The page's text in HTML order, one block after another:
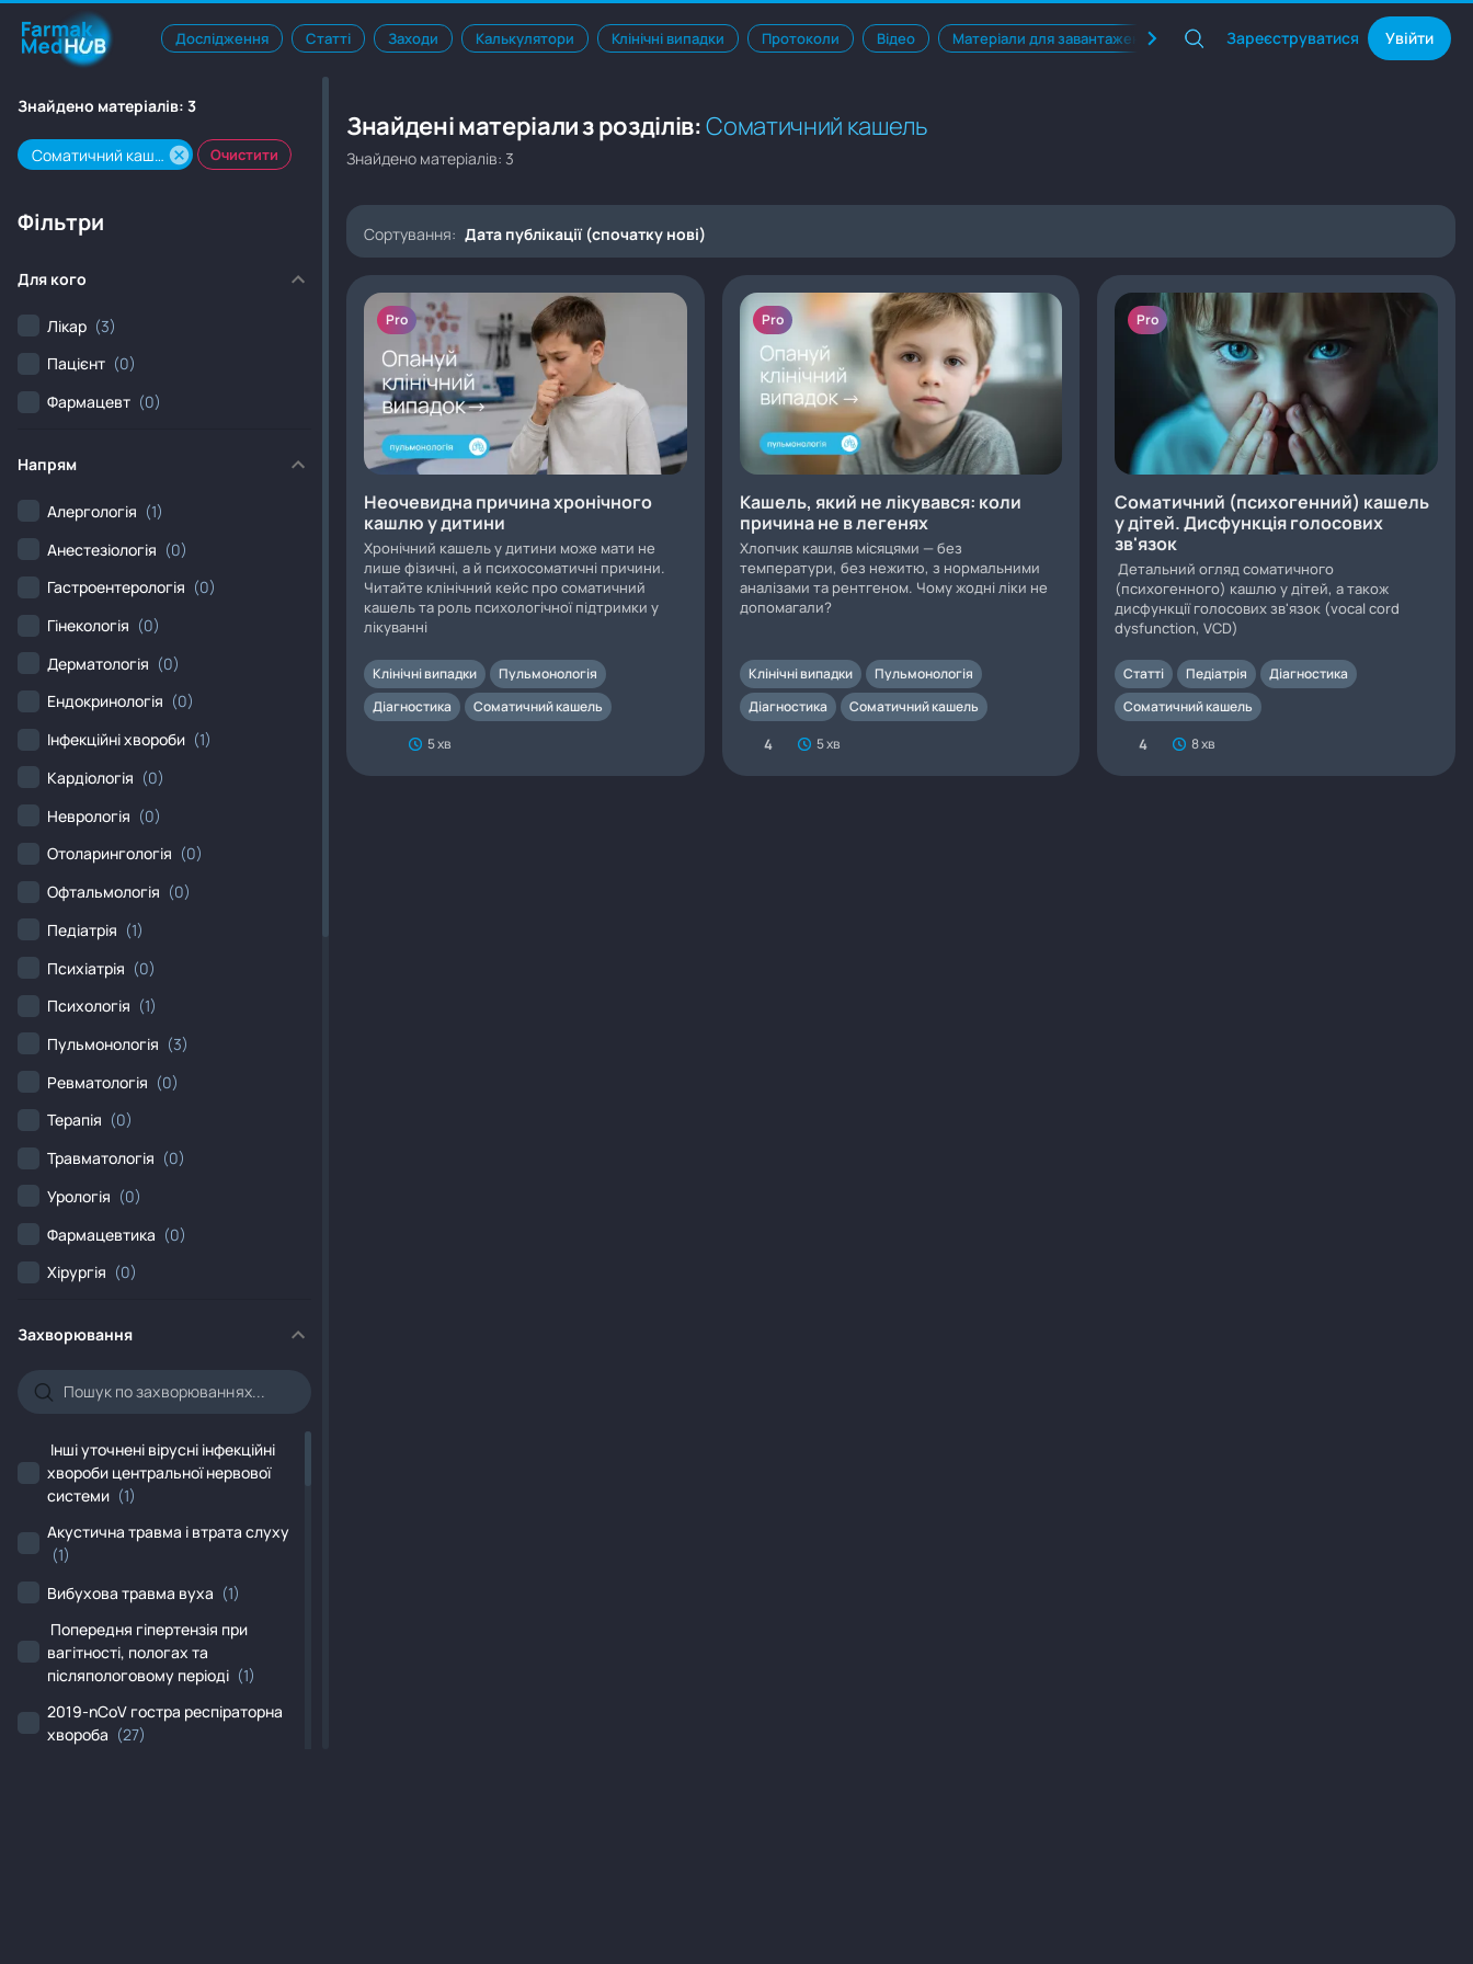
Дослідження Статті Заходи Калькулятори Клінічні випадки Протоколи Відео Матеріали для завантаження Квізи Продукти Фармак
Зареєструватися Увійти
Знайдено матеріалів: 3
Соматичний кашель Очистити
Фільтри
Для кого
Лікар (3)
Пацієнт (0)
Фармацевт (0)
Напрям
Алергологія (1)
Анестезіологія (0)
Гастроентерологія (0)
Гінекологія (0)
Дерматологія (0)
Ендокринологія (0)
Інфекційні хвороби (1)
Кардіологія (0)
Неврологія (0)
Отоларингологія (0)
Офтальмологія (0)
Педіатрія (1)
Психіатрія (0)
Психологія (1)
Пульмонологія (3)
Ревматологія (0)
Терапія (0)
Травматологія (0)
Урологія (0)
Фармацевтика (0)
Хірургія (0)
Захворювання
Iнші уточнені вірусні інфекційні
хвороби центральної нервової
системи (1)
Акустична травма і втрата слуху
(1)
Вибухова травма вуха (1)
Попередня гіпертензія при
вагітності, пологах та
післяпологовому періоді (1)
2019-nCoV гостра респіраторна
хвороба (27)
Знайдені матеріали з розділів:Соматичний кашель
Знайдено матеріалів: 3
Сортування: Дата публікації (спочатку нові)
Pro
Неочевидна причина хронічного
кашлю у дитини
Хронічний кашель у дитини може мати не
лише фізичні, а й психосоматичні причини.
Читайте клінічний кейс про соматичний
кашель та роль психологічної підтримки у
лікуванні
Клінічні випадки
Пульмонологія
Діагностика
Соматичний кашель
5 хв
Pro
Кашель, який не лікувався: коли
причина не в легенях
Хлопчик кашляв місяцями — без
температури, без нежитю, з нормальними
аналізами та рентгеном. Чому жодні ліки не
допомагали?
Клінічні випадки
Пульмонологія
Діагностика
Соматичний кашель
4 5 хв
Pro
Соматичний (психогенний) кашель
у дітей. Дисфункція голосових
зв'язок
Детальний огляд соматичного
(психогенного) кашлю у дітей, а також
дисфункції голосових зв'язок (vocal cord
dysfunction, VCD)
Статті Педіатрія
Діагностика
Соматичний кашель
4 8 хв